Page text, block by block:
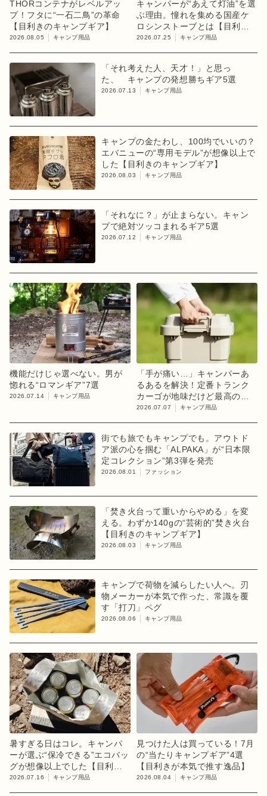
THORコンテナがレベルアッ
プ！フタに“一石二鳥”の革命
【目利きのキャンプギア】
2026.08.05 キャンプ用品
キャンパーが“あえて灯油”を選
ぶ理由。憧れを集める国産ケ
ロシンストーブとは【目利き
のキャンプギア】
2026.07.25 キャンプ用品
「それ考えた人、天才！」と思っ
た、 キャンプの発想勝ちギア5選
2026.07.13 キャンプ用品
キャンプの金たわし、100均でいいの？
エバニューの“専用モデル”が想像以上で
した【目利きのキャンプギア】
2026.08.03 キャンプ用品
「それなに？」が止まらない。キャン
プで絶対ツッコまれるギア5選
2026.07.12 キャンプ用品
機能だけじゃ選べない。男が
惚れる“ロマンギア”7選
2026.07.14 キャンプ用品
「手が痛い…」キャンパーあ
るあるを解決！定番トランク
カーゴが地味だけど最高の進
化【目利きのキャンプギア】
2026.07.07 キャンプ用品
街でも旅でもキャンプでも。アウトド
ア派の心を掴む「ALPAKA」が“日本限
定コレクション”第3弾を発売
2026.08.01 ファッション
「焚き火台って重いからやめる」を変
える。わずか140gの“芸術的”焚き火台
【目利きのキャンプギア】
2026.08.03 キャンプ用品
キャンプで荷物を減らしたい人へ。刃
物メーカーが本気で作った、常識を覆
す「打刀」ペグ
2026.08.06 キャンプ用品
暑すぎる日はコレ。キャンパ
ーが選ぶ“保冷できる”エコバッ
グが想像以上でした【目利き
のキャンプギア】
2026.07.16 キャンプ用品
見つけた人は買っている！7月
の“当たりキャンプギア”4選
【目利きが本気で推す逸品】
2026.08.04 キャンプ用品